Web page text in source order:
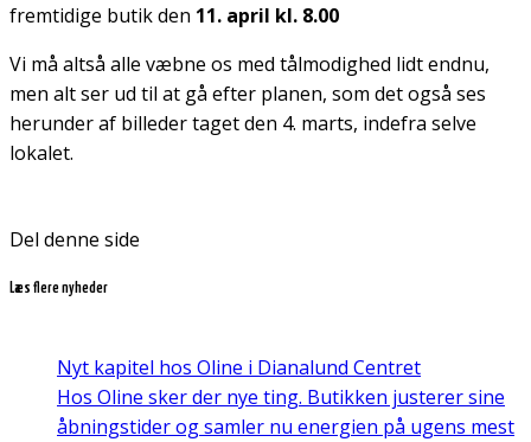
fremtidige butik den 11. april kl. 8.00
Vi må altså alle væbne os med tålmodighed lidt endnu,
men alt ser ud til at gå efter planen, som det også ses
herunder af billeder taget den 4. marts, indefra selve
lokalet.
Del denne side
Læs flere nyheder
Nyt kapitel hos Oline i Dianalund Centret
Hos Oline sker der nye ting. Butikken justerer sine
åbningstider og samler nu energien på ugens mest